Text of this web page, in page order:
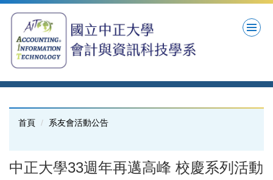
到
區
首頁 系友會活動公告
中正大學33週年再邁高峰 校慶系列活動